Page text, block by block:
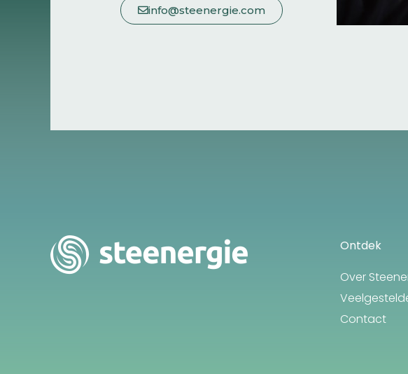
info@steenergie.com
Ontdek
Over
Contact